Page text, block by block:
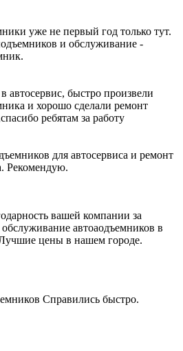
уже не первый год только тут.
и обслуживание -
автосервис, быстро произвели
и хорошо сделали ремонт
ребятам за работу
для автосервиса и ремонт
Рекомендую.
вашей компании за
автоаодъемников в
цены в нашем городе.
Справились быстро.